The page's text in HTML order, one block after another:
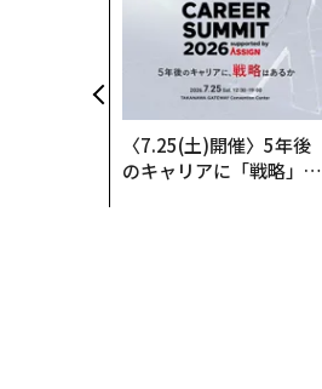
〈7.25(土)開催〉5年後
のキャリアに「戦略」は